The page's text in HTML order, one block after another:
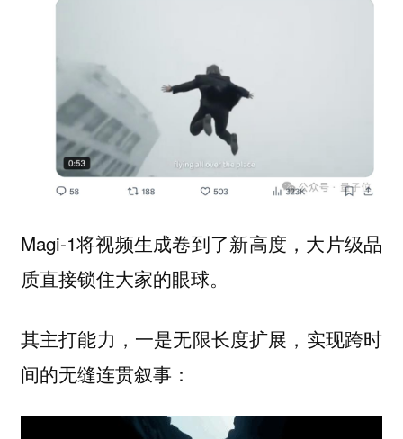
Magi-1将视频生成卷到了新高度，大片级品
质直接锁住大家的眼球。
其主打能力，一是无限长度扩展 ，实现跨时
间的无缝连贯叙事：